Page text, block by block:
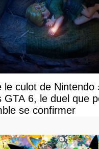
le culot de
GTA 6, le duel que
se confirmer